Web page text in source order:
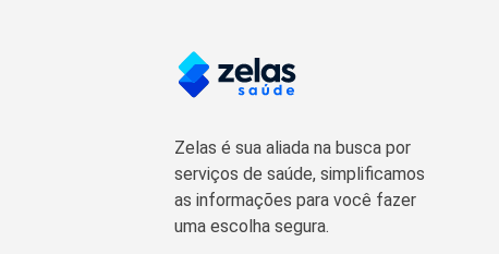
Zelas é sua aliada na busca por
serviços de saúde, simplificamos
as informações para você fazer
uma escolha segura.